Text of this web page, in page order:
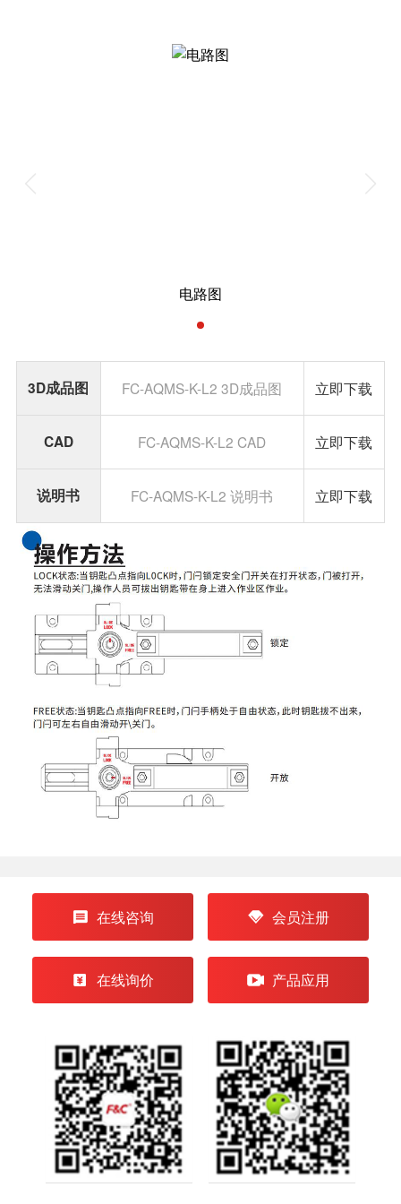
电路图
3D成品图 FC-AQMS-K-L2 3D成品图 立即下载
CAD FC-AQMS-K-L2 CAD 立即下载
说明书 FC-AQMS-K-L2 说明书 立即下载
在线咨询 会员注册
在线询价 产品应用